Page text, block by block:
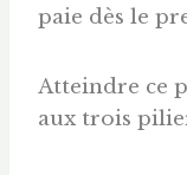
paie dès le
Atteindre ce
aux trois